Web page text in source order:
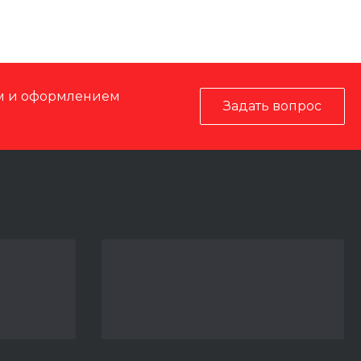
и оформлением
Задать вопрос